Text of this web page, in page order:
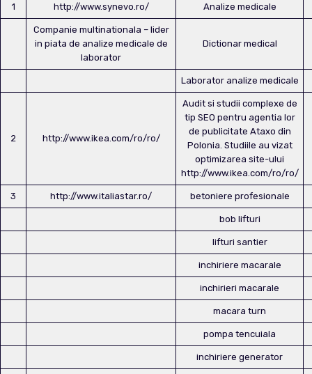
1 http://www.synevo.ro/ Analize medicale
Companie multinationala – lider
in piata de analize medicale de
laborator
Dictionar medical
Laborator analize medicale
2 http://www.ikea.com/ro/ro/
Audit si studii complexe de
tip SEO pentru agentia lor
de publicitate Ataxo din
Polonia. Studiile au vizat
optimizarea site-ului
http://www.ikea.com/ro/ro/
3 http://www.italiastar.ro/ betoniere profesionale
bob lifturi
lifturi santier
inchiriere macarale
inchirieri macarale
macara turn
pompa tencuiala
inchiriere generator